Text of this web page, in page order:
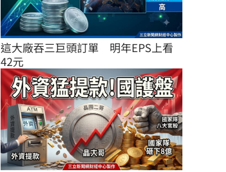
這大廠吞三巨頭訂單　明年EPS上看
42元